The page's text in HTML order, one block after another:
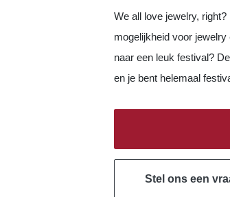
We all love jewelry,
mogelijkheid voor
naar een leuk festival?
en je bent helemaal
Stel ons een